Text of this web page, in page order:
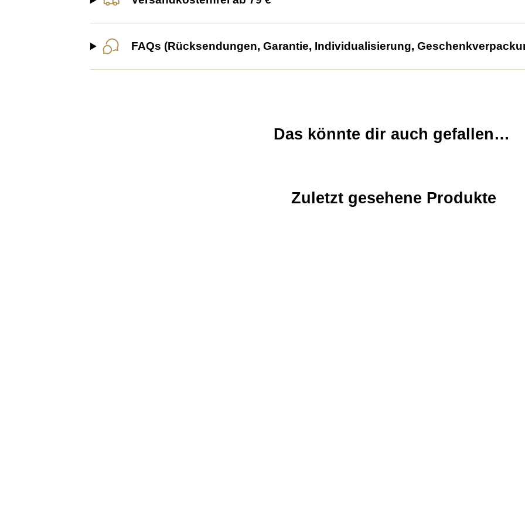
FAQs (Rücksendungen, Garantie, Individualisierung,
Das könnte dir auch gefallen…
Zuletzt gesehene Produkte